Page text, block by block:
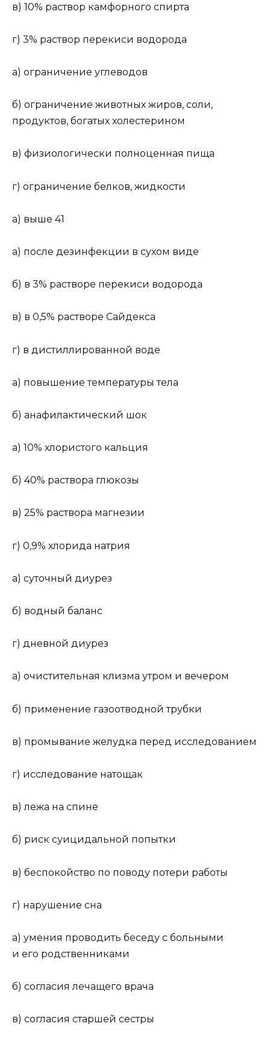
в) 10% раствор камфорного спирта
г) 3% раствор перекиси водорода
а) ограничение углеводов
б) ограничение животных жиров, соли,
продуктов, богатых холестерином
в) физиологически полноценная пища
г) ограничение белков, жидкости
а) выше 41
а) после дезинфекции в сухом виде
б) в 3% растворе перекиси водорода
в) в 0,5% растворе Сайдекса
г) в дистиллированной воде
а) повышение температуры тела
б) анафилактический шок
а) 10% хлористого кальция
б) 40% раствора глюкозы
в) 25% раствора магнезии
г) 0,9% хлорида натрия
а) суточный диурез
б) водный баланс
г) дневной диурез
а) очистительная клизма утром и вечером
б) применение газоотводной трубки
в) промывание желудка перед исследованием
г) исследование натощак
в) лежа на спине
б) риск суицидальной попытки
в) беспокойство по поводу потери работы
г) нарушение сна
а) умения проводить беседу с больными
и его родственниками
б) согласия лечащего врача
в) согласия старшей сестры